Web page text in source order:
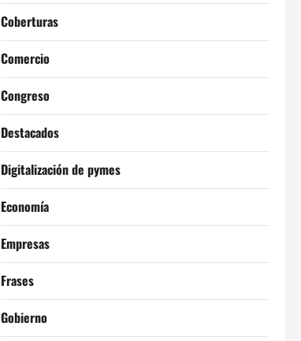
Coberturas
Comercio
Congreso
Destacados
Digitalización de pymes
Economía
Empresas
Frases
Gobierno